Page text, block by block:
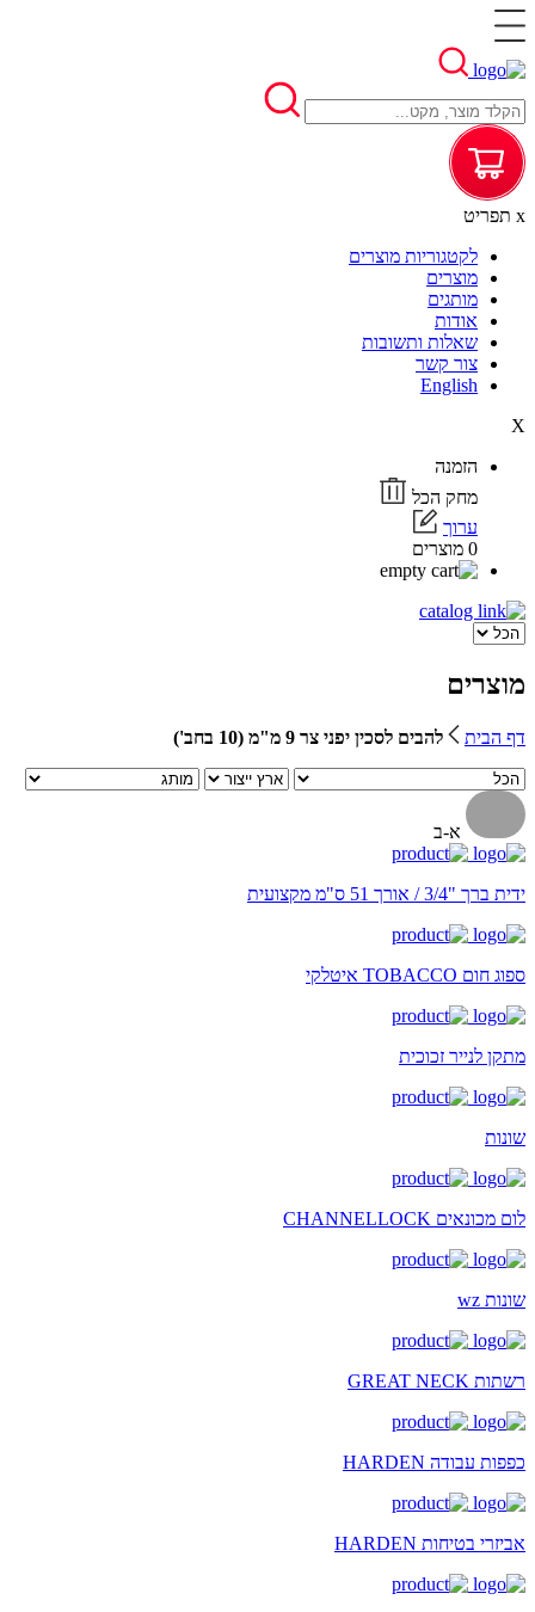
x תפריט
לקטגוריות מוצרים
מוצרים
מותגים
אודות
שאלות ותשובות
צור קשר
English
X
הזמנה
מחק הכל
ערוך
0 מוצרים
מוצרים
דף הבית להבים לסכין יפני צר 9 מ"מ (10 בחב')
א-ב
ידית ברך "3/4 / אורך 51 ס"מ מקצועית
ספוג חום TOBACCO איטלקי
מתקן לנייר זכוכית
שונות
לום מכונאים CHANNELLOCK
שונות wz
רשתות GREAT NECK
כפפות עבודה HARDEN
אביזרי בטיחות HARDEN